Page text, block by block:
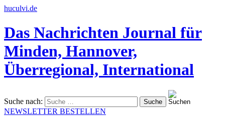
huculvi.de
Das Nachrichten Journal für
Minden, Hannover,
Überregional, International
Suche nach:
NEWSLETTER BESTELLEN